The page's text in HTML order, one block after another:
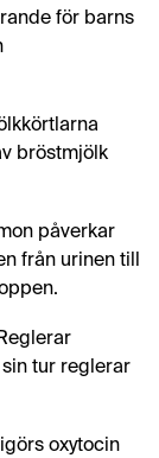
för barns
bröstmjölk
påverkar
från urinen till
sin tur reglerar
oxytocin